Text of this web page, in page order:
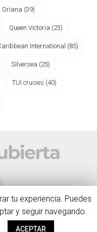
Oriana (39)
Queen Victoria (23)
International (85)
Silversea (25)
TUI cruises (40)
y administrado por Diego
tu experiencia. Puedes
y seguir navegando.
ACEPTAR